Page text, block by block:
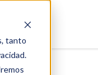
tanto